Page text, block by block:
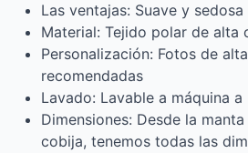
Las ventajas: Suave y sedosa
Material: Tejido polar de alta
Personalización: Fotos de
recomendadas
Lavado: Lavable a máquina a
Dimensiones: Desde la
cobija, tenemos todas las